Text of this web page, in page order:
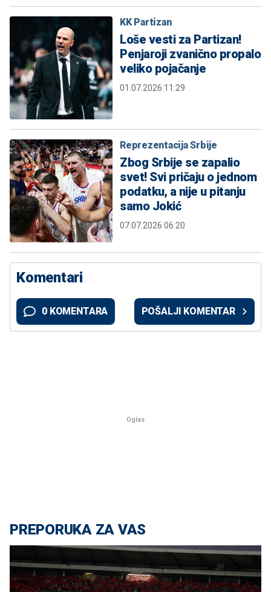
KK Partizan
Loše vesti za Partizan!
Penjaroji zvanično propalo
veliko pojačanje
01.07.2026 11:29
Reprezentacija Srbije
Zbog Srbije se zapalio
svet! Svi pričaju o jednom
podatku, a nije u pitanju
samo Jokić
07.07.2026 06:20
Komentari
0 KOMENTARA POŠALJI KOMENTAR
PREPORUKA ZA VAS